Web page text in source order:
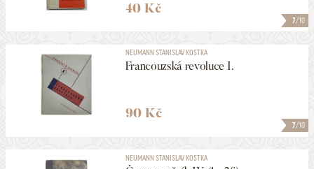
7/10
40 Kč
7/10
NEUMANN STANISLAV KOSTKA
Francouzská revoluce I.
90 Kč
NEUMANN STANISLAV KOSTKA